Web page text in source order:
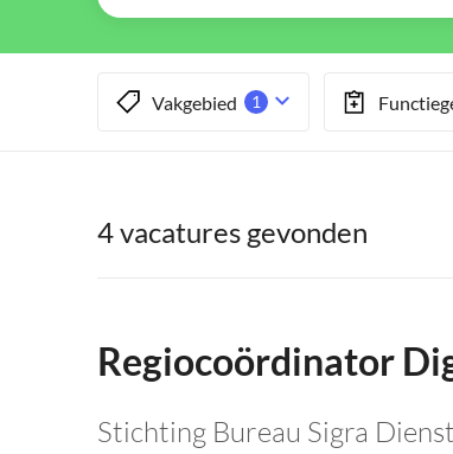
Vakgebied 1
4 vacatures gevonden
Regiocoördinator
Stichting Bureau Sigra